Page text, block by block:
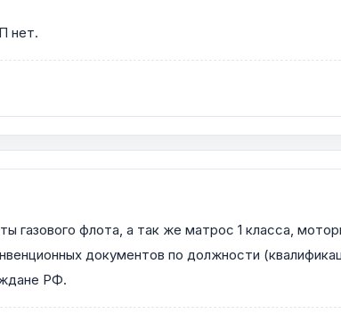
нет.
газового флота, а так же матрос 1 класса,
документов по должности
РФ.